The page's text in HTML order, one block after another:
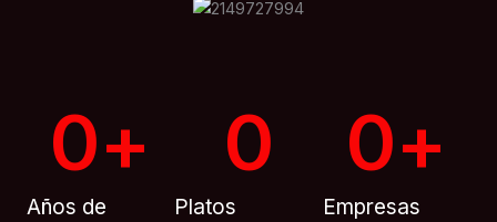
Años de
0+
Platos
0
Empresas
0+